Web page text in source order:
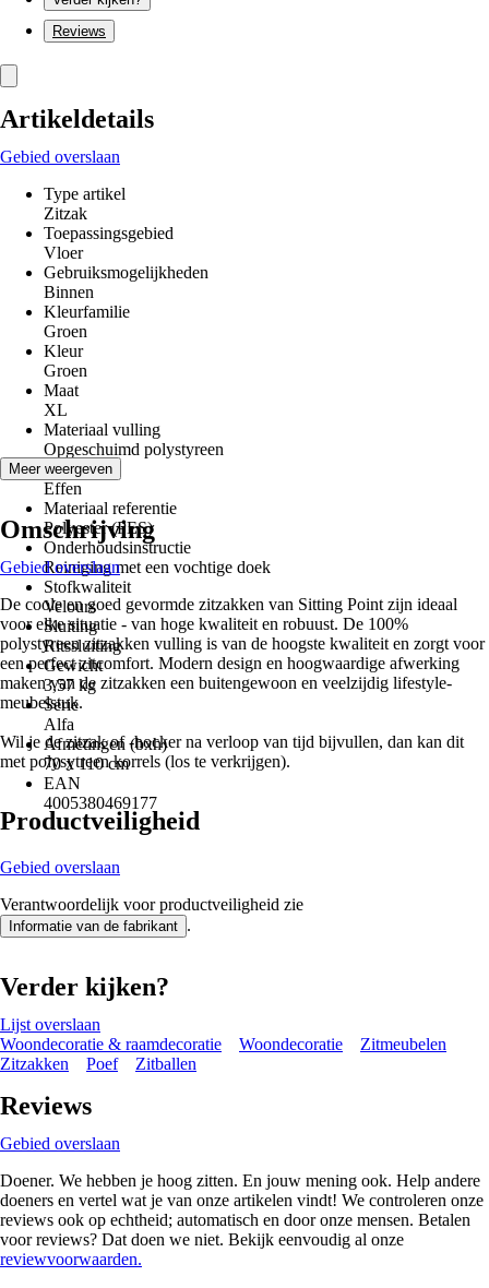
Reviews
Artikeldetails
Gebied overslaan
Type artikel
Zitzak
Toepassingsgebied
Vloer
Gebruiksmogelijkheden
Binnen
Kleurfamilie
Groen
Kleur
Groen
Maat
XL
Materiaal vulling
Opgeschuimd polystyreen
Decor
Effen
Materiaal referentie
Polyester (PES)
Onderhoudsinstructie
Reiniging met een vochtige doek
Stofkwaliteit
Velours
Sluiting
Ritssluiting
Gewicht
3,57 kg
Serie
Alfa
Afmetingen (bxh)
70 x 110 cm
EAN
4005380469177
Meer weergeven
Omschrijving
Gebied overslaan
De coole en goed gevormde zitzakken van Sitting Point zijn ideaal
voor elke situatie - van hoge kwaliteit en robuust. De 100%
polystyreen zitzakken vulling is van de hoogste kwaliteit en zorgt voor
een perfect zitcomfort. Modern design en hoogwaardige afwerking
maken van de zitzakken een buitengewoon en veelzijdig lifestyle-
meubelstuk.
Wil je de zitzak of -hocker na verloop van tijd bijvullen, dan kan dit
met polysytreen korrels (los te verkrijgen).
Productveiligheid
Gebied overslaan
Verantwoordelijk voor productveiligheid zie
Informatie van de fabrikant .
Verder kijken?
Lijst overslaan
Woondecoratie & raamdecoratie
Woondecoratie
Zitmeubelen
Zitzakken
Poef Zitballen
Reviews
Gebied overslaan
Doener. We hebben je hoog zitten. En jouw mening ook. Help andere
doeners en vertel wat je van onze artikelen vindt! We controleren onze
reviews ook op echtheid; automatisch en door onze mensen. Betalen
voor reviews? Dat doen we niet. Bekijk eenvoudig al onze
reviewvoorwaarden.